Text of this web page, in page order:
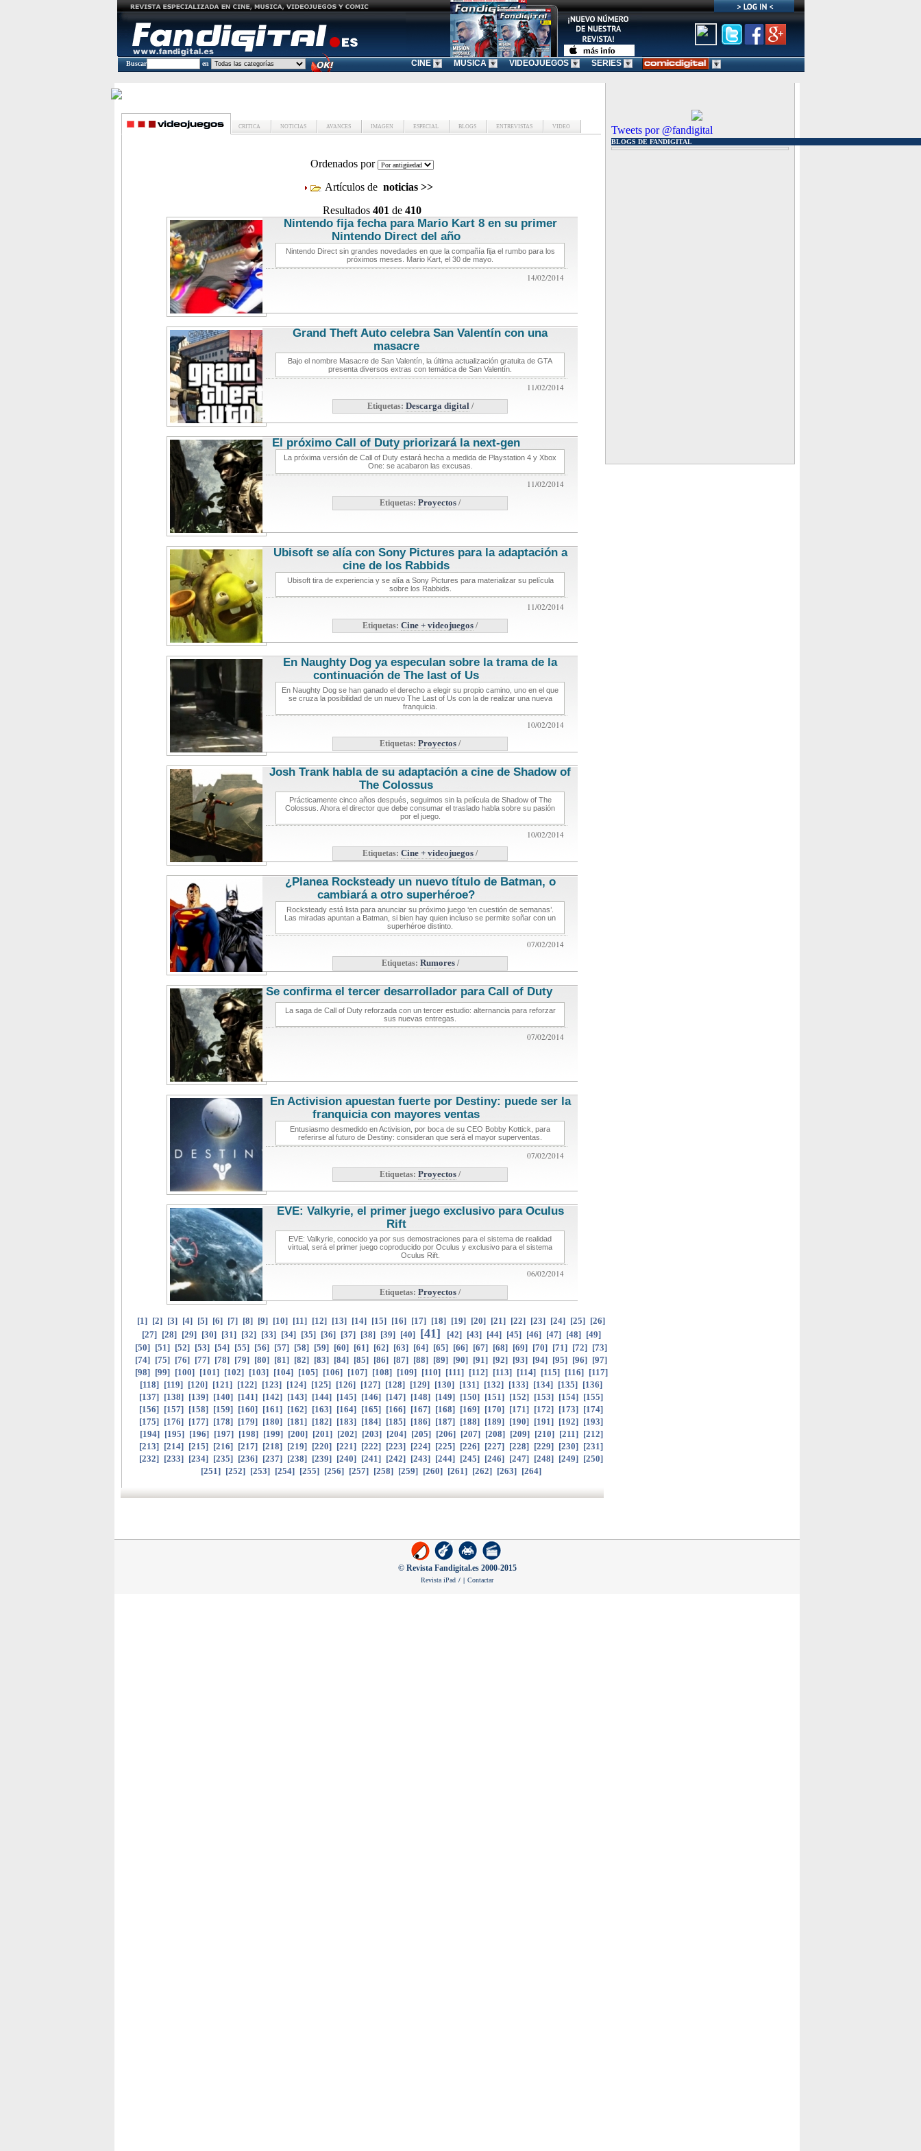
Buscar en CINE MUSICA VIDEOJUEGOS SERIES
CRITICA NOTICIAS AVANCES IMAGEN ESPECIAL BLOGS ENTREVISTAS VIDEO
Ordenados por
Artículos de noticias >>
Resultados 401 de 410
Nintendo fija fecha para Mario Kart 8 en su primer
Nintendo Direct del año
Nintendo Direct sin grandes novedades en que la compañía fija el rumbo para los
próximos meses. Mario Kart, el 30 de mayo.
14/02/2014
Grand Theft Auto celebra San Valentín con una
masacrenoticias de videojuegos
Bajo el nombre Masacre de San Valentín, la última actualización gratuita de GTA
presenta diversos extras con temática de San Valentín.
11/02/2014
Etiquetas: Descarga digital/
El próximo Call of Duty priorizará la next-gen
La próxima versión de Call of Duty estará hecha a medida de Playstation 4 y Xbox
One: se acabaron las excusas.
11/02/2014
Etiquetas: Proyectos /
Ubisoft se alía con Sony Pictures para la adaptación a
cine de los Rabbids
Ubisoft tira de experiencia y se alía a Sony Pictures para materializar su película
sobre los Rabbids.
11/02/2014
Etiquetas: Cine + videojuegos /
En Naughty Dog ya especulan sobre la trama de la
continuación de The last of Us
En Naughty Dog se han ganado el derecho a elegir su propio camino, uno en el que
se cruza la posibilidad de un nuevo The Last of Us con la de realizar una nueva
franquicia.
10/02/2014
Etiquetas: Proyectos /
Josh Trank habla de su adaptación a cine de Shadow of
The Colossus
Prácticamente cinco años después, seguimos sin la película de Shadow of The
Colossus. Ahora el director que debe consumar el traslado habla sobre su pasión
por el juego.
10/02/2014
Etiquetas: Cine + videojuegos /
¿Planea Rocksteady un nuevo título de Batman, o
cambiará a otro superhéroe?
Rocksteady está lista para anunciar su próximo juego ‘en cuestión de semanas’.
Las miradas apuntan a Batman, si bien hay quien incluso se permite soñar con un
superhéroe distinto.
07/02/2014
Etiquetas: Rumores/
Se confirma el tercer desarrollador para Call of Duty
La saga de Call of Duty reforzada con un tercer estudio: alternancia para reforzar
sus nuevas entregas.
07/02/2014
En Activision apuestan fuerte por Destiny: puede ser la
franquicia con mayores ventas
Entusiasmo desmedido en Activision, por boca de su CEO Bobby Kottick, para
referirse al futuro de Destiny: consideran que será el mayor superventas.
07/02/2014
Etiquetas: Proyectos /
EVE: Valkyrie, el primer juego exclusivo para Oculus
Riftnoticias de videojuegos
EVE: Valkyrie, conocido ya por sus demostraciones para el sistema de realidad
virtual, será el primer juego coproducido por Oculus y exclusivo para el sistema
Oculus Rift.
06/02/2014
Etiquetas: Proyectos /
[1] [2] [3] [4] [5] [6] [7] [8] [9] [10] [11] [12] [13] [14] [15] [16] [17] [18] [19] [20] [21] [22] [23] [24] [25] [26]
[27] [28] [29] [30] [31] [32] [33] [34] [35] [36] [37] [38] [39] [40] [41] [42] [43] [44] [45] [46] [47] [48] [49]
[50] [51] [52] [53] [54] [55] [56] [57] [58] [59] [60] [61] [62] [63] [64] [65] [66] [67] [68] [69] [70] [71] [72] [73]
[74] [75] [76] [77] [78] [79] [80] [81] [82] [83] [84] [85] [86] [87] [88] [89] [90] [91] [92] [93] [94] [95] [96] [97]
[98] [99] [100] [101] [102] [103] [104] [105] [106] [107] [108] [109] [110] [111] [112] [113] [114] [115] [116] [117]
[118] [119] [120] [121] [122] [123] [124] [125] [126] [127] [128] [129] [130] [131] [132] [133] [134] [135] [136]
[137] [138] [139] [140] [141] [142] [143] [144] [145] [146] [147] [148] [149] [150] [151] [152] [153] [154] [155]
[156] [157] [158] [159] [160] [161] [162] [163] [164] [165] [166] [167] [168] [169] [170] [171] [172] [173] [174]
[175] [176] [177] [178] [179] [180] [181] [182] [183] [184] [185] [186] [187] [188] [189] [190] [191] [192] [193]
[194] [195] [196] [197] [198] [199] [200] [201] [202] [203] [204] [205] [206] [207] [208] [209] [210] [211] [212]
[213] [214] [215] [216] [217] [218] [219] [220] [221] [222] [223] [224] [225] [226] [227] [228] [229] [230] [231]
[232] [233] [234] [235] [236] [237] [238] [239] [240] [241] [242] [243] [244] [245] [246] [247] [248] [249] [250]
[251] [252] [253] [254] [255] [256] [257] [258] [259] [260] [261] [262] [263] [264]
Tweets por @fandigital
BLOGS DE FANDIGITAL
© Revista Fandigital.es 2000-2015
Revista iPad / | Contactar